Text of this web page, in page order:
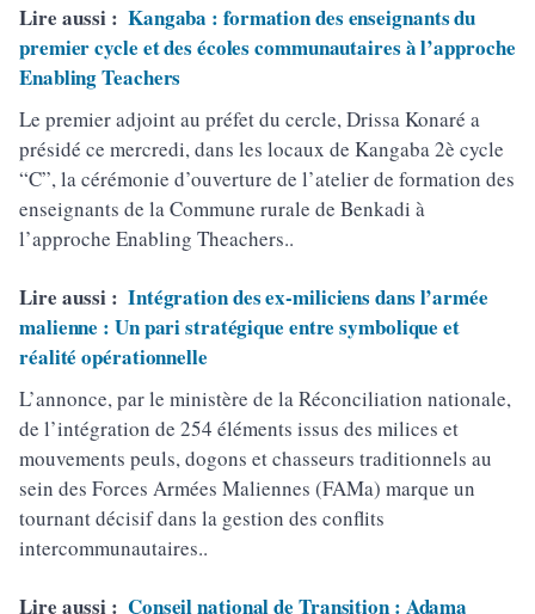
Lire aussi : Kangaba : formation des enseignants du
premier cycle et des écoles communautaires à l’approche
Enabling Teachers
Le premier adjoint au préfet du cercle, Drissa Konaré a
présidé ce mercredi, dans les locaux de Kangaba 2è cycle
“C”, la cérémonie d’ouverture de l’atelier de formation des
enseignants de la Commune rurale de Benkadi à
l’approche Enabling Theachers..
Lire aussi : Intégration des ex-miliciens dans l’armée
malienne : Un pari stratégique entre symbolique et
réalité opérationnelle
L’annonce, par le ministère de la Réconciliation nationale,
de l’intégration de 254 éléments issus des milices et
mouvements peuls, dogons et chasseurs traditionnels au
sein des Forces Armées Maliennes (FAMa) marque un
tournant décisif dans la gestion des conflits
intercommunautaires..
Lire aussi : Conseil national de Transition : Adama